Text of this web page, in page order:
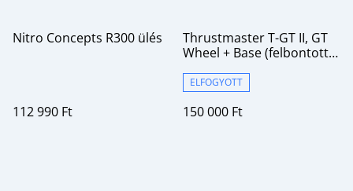
Nitro Concepts R300 ülés
112 990 Ft
Thrustmaster T-GT II, GT
Wheel + Base (felbontott,
ELFOGYOTT
150 000 Ft